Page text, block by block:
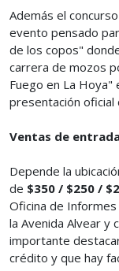
Además el
evento pensado
de los copos"
carrera de mozos
Fuego en La Hoya"
presentación oficial
Ventas de
Depende la
de $350 / $250 /
Oficina de
la Avenida Alvear y
importante
crédito y que hay